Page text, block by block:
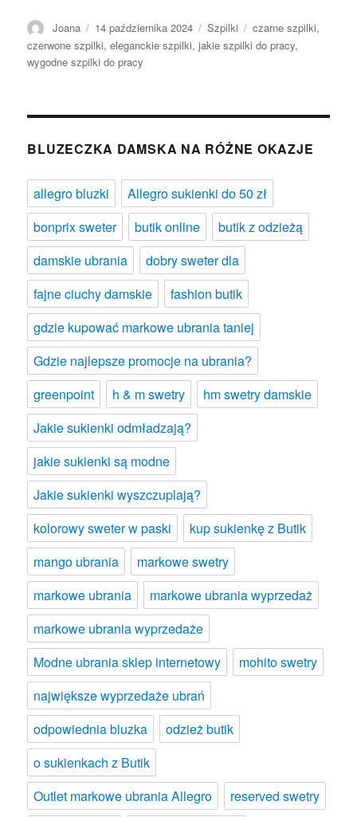
Autor
Joana Opublikowano
14 października 2024 Kategorie
Szpilki Tagi
czarne szpilki,
czerwone szpilki,eleganckie szpilki,jakie szpilki do pracy,
wygodne szpilki do pracy
BLUZECZKA DAMSKA NA RÓŻNE OKAZJE
allegro bluzki
Allegro sukienki do 50 zł
bonprix sweter
butik online
butik z odzieżą
damskie ubrania
dobry sweter dla
fajne ciuchy damskie
fashion butik
gdzie kupować markowe ubrania taniej
Gdzie najlepsze promocje na ubrania?
greenpoint
h & m swetry
hm swetry damskie
Jakie sukienki odmładzają?
jakie sukienki są modne
Jakie sukienki wyszczuplają?
kolorowy sweter w paski
kup sukienkę z Butik
mango ubrania
markowe swetry
markowe ubrania
markowe ubrania wyprzedaż
markowe ubrania wyprzedaże
Modne ubrania sklep internetowy
mohito swetry
największe wyprzedaże ubrań
odpowiednia bluzka
odzież butik
o sukienkach z Butik
Outlet markowe ubrania Allegro
reserved swetry